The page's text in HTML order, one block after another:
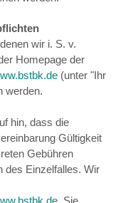
wir i. S. v.
Homepage der
(unter "Ihr
werden.
hin, dass die
Gültigkeit
Gebühren
des Einzelfalles. Wir
. Sie